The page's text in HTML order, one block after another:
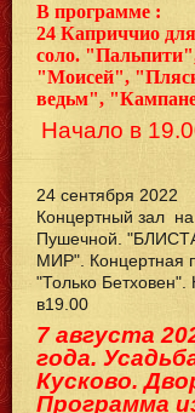
В программе :
24 Каприччио
соло.
"Моисей",
ведьм",
Начало в
24 сентября 2022
Концертный зал на
Пушечной.
МИР". Концертная
"Только Бетховен".
в19.00
7 августа
года.
Кусково.
Программа